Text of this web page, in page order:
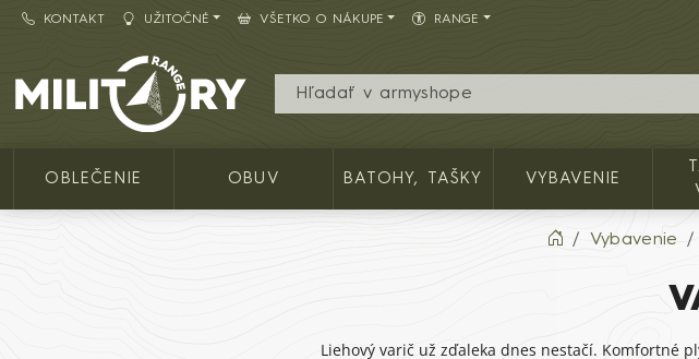
KONTAKT UŽITOČNÉ VŠETKO O NÁKUPE RANGE
Army shop MILITARY RANGE SK
OBLEČENIE OBUV BATOHY, TAŠKY VYBAVENIE
Vybavenie
Liehový varič už zďaleka dnes nestačí. Komfortné